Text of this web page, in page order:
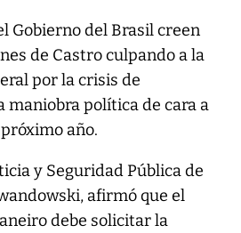
Gobierno del Brasil creen
de Castro culpando a la
por la crisis de
maniobra política de cara a
año.
y Seguridad Pública de
afirmó que el
debe solicitar la